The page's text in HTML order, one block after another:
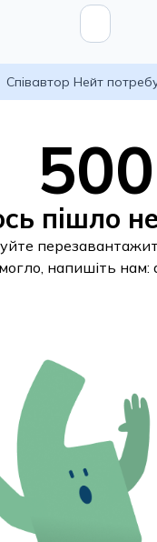
Співавтор Нейт
500
пішло
напишіть нам: